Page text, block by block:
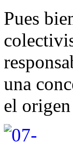
Pues
una
el